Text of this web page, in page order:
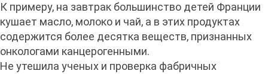
К примеру, на завтрак большинство детей Франции
кушает масло, молоко и чай, а в этих продуктах
содержится более десятка веществ, признанных
онкологами канцерогенными.
Не утешила ученых и проверка фабричных